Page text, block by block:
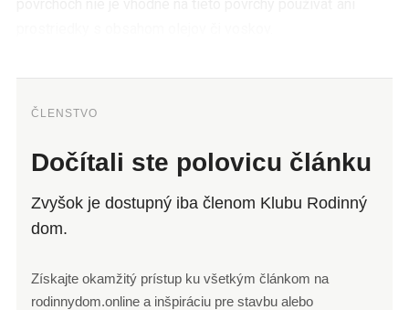
ČLENSTVO
Dočítali ste polovicu článku
Zvyšok je dostupný iba členom Klubu Rodinný
dom.
Získajte okamžitý prístup ku všetkým článkom na
rodinnydom.online a inšpiráciu pre stavbu alebo